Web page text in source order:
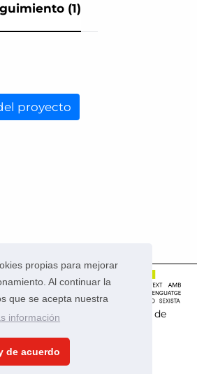
propias para mejorar
Al continuar la
que se acepta nuestra
información
de acuerdo
(1)
proyecto
CONSUL
software de
de privacidad